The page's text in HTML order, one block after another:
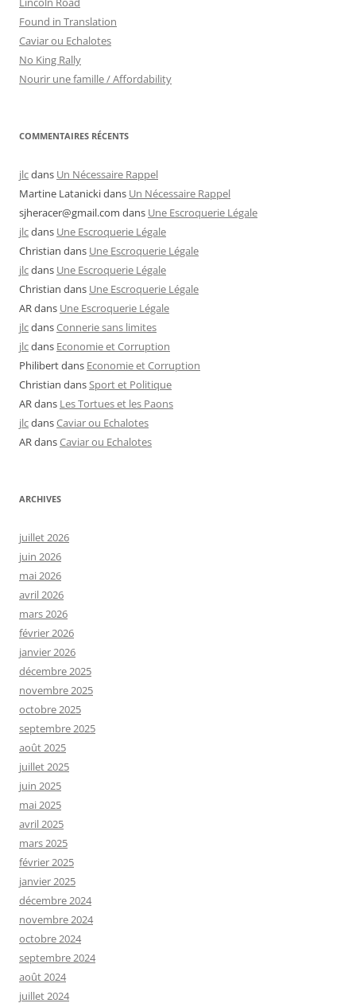
Found in Translation
Caviar ou Echalotes
No King Rally
Nourir une famille / Affordability
COMMENTAIRES RÉCENTS
jlcdans Un Nécessaire Rappel
Martine Latanickidans Un Nécessaire Rappel
sjheracer@gmail.com dans Une Escroquerie Légale
jlcdans Une Escroquerie Légale
Christian dans Une Escroquerie Légale
jlcdans Une Escroquerie Légale
Christian dans Une Escroquerie Légale
ARdans Une Escroquerie Légale
jlcdansConnerie sans limites
jlcdans Economie et Corruption
Philibertdans Economie et Corruption
Christian dansSport et Politique
ARdans Les Tortues et les Paons
jlcdansCaviar ou Echalotes
ARdansCaviar ou Echalotes
ARCHIVES
juillet 2026
juin 2026
mai 2026
avril 2026
mars 2026
février 2026
janvier 2026
décembre 2025
novembre 2025
octobre 2025
septembre 2025
août 2025
juillet 2025
juin 2025
mai 2025
avril 2025
mars 2025
février 2025
janvier 2025
décembre 2024
novembre 2024
octobre 2024
septembre 2024
août 2024
juillet 2024